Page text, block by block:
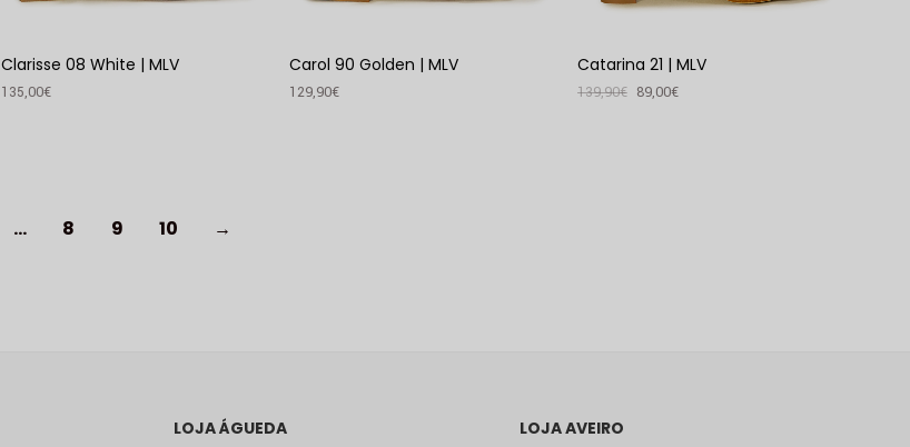
Clarisse 08 White | MLV
135,00€
Carol 90 Golden | MLV
129,90€
Catarina 21 | MLV
139,90€ 89,00€
… 8 9 10 →
LOJA ÁGUEDA LOJA AVEIRO